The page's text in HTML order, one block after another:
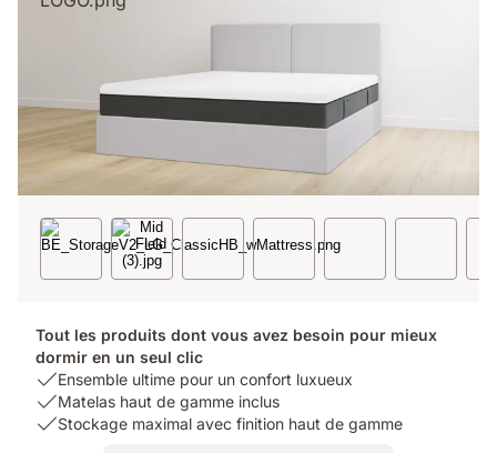
Tout les produits dont vous avez besoin pour mieux
dormir en un seul clic
USP
1:
Ensemble
Ensemble ultime pour un confort luxueux
USP
2:
Matelas haut de gamme inclus
USPStockage maximal avec finition haut de gamme